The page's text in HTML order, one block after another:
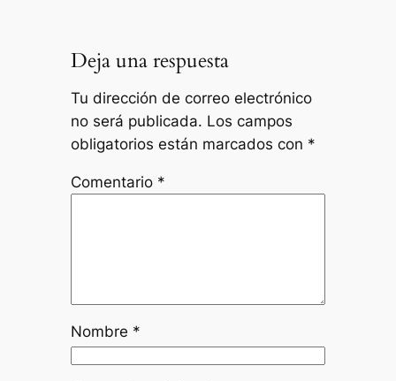
Deja una respuesta
Tu dirección de correo electrónico
no será publicada. Los campos
obligatorios están marcados con *
Comentario *
Nombre *